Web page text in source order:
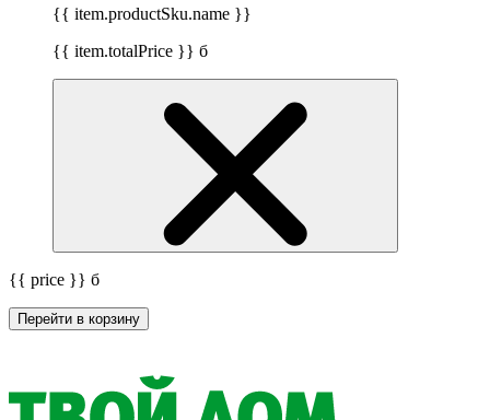
{{ item.productSku.name }}
{{ item.totalPrice }} б
{{ price }} б
Перейти в корзину